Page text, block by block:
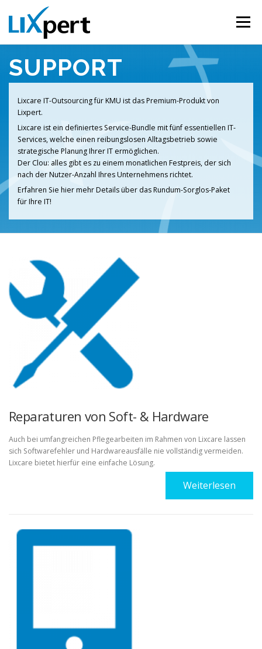
Direkt zum Inhalt
Menü
PROJEKTE SUPPORT CLOUD KONTAKT
SUPPORT
Lixcare IT-Outsourcing für KMU ist das Premium-Produkt von
Lixpert.
Lixcare ist ein definiertes Service-Bundle mit fünf essentiellen IT-
Services, welche einen reibungslosen Alltagsbetrieb sowie
strategische Planung Ihrer IT ermöglichen.
Der Clou: alles gibt es zu einem monatlichen Festpreis, der sich
nach der Nutzer-Anzahl Ihres Unternehmens richtet.
Erfahren Sie hier mehr Details über das Rundum-Sorglos-Paket
für Ihre IT!
Reparaturen von Soft- & Hardware
Auch bei umfangreichen Pflegearbeiten im Rahmen von Lixcare lassen
sich Softwarefehler und Hardwareausfälle nie vollständig vermeiden.
Lixcare bietet hierfür eine einfache Lösung.
Weiterlesen